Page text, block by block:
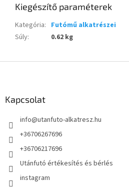
Kiegészítő paraméterek
Kategória: Futómű alkatrészei
Súly: 0.62 kg
Kapcsolat
info@utanfuto-alkatresz.hu
+36706267696
+36706217696
Utánfutó értékesítés és bérlés
instagram